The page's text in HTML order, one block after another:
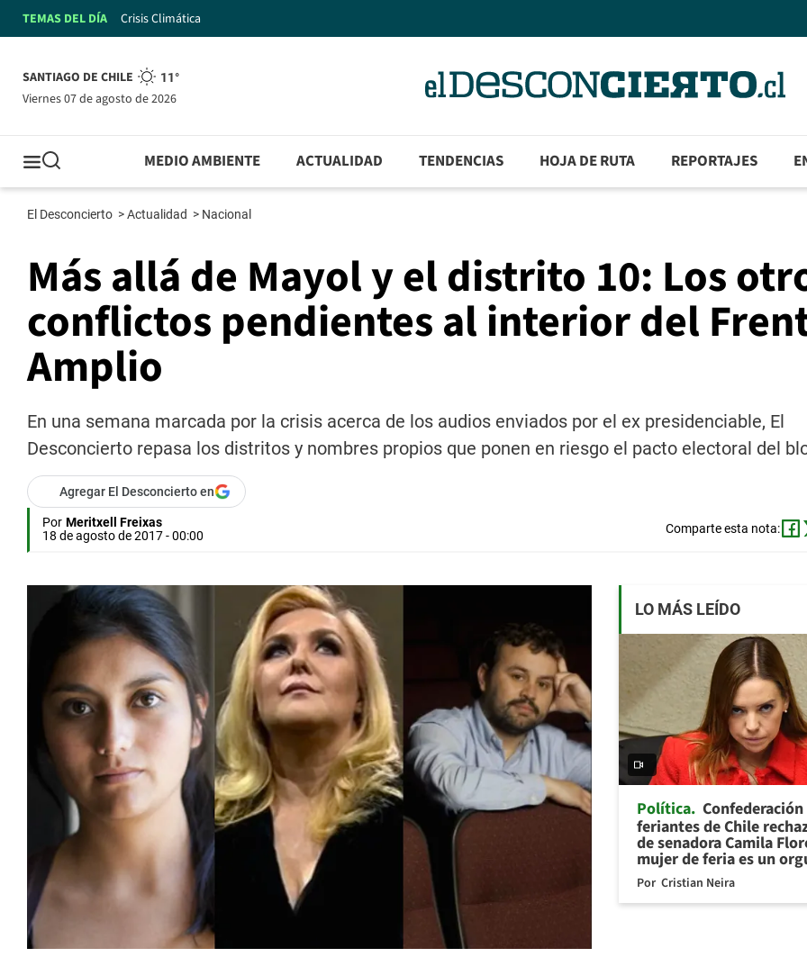
TEMAS DEL DÍA Crisis Climática
SANTIAGO DE CHILE 11°
viernes 07 de agosto de 2026
MEDIO AMBIENTE ACTUALIDAD TENDENCIAS HOJA DE RUTA REPORTAJES
El Desconcierto >Actualidad > Nacional
Más allá de Mayol y el distrito 10: Los
conflictos pendientes al interior del
Amplio
En una semana marcada por la crisis acerca de los audios enviados por el ex presidenciable, El
Desconcierto repasa los distritos y nombres propios que ponen en riesgo el pacto electoral del
Agregar El Desconcierto en
Por Meritxell Freixas
18 de agosto de 2017 - 00:00
Comparte esta nota:
LO MÁS LEÍDO
Política Confederación
feriantes de Chile
de senadora Camila
mujer de feria es un
Por Cristian Neira